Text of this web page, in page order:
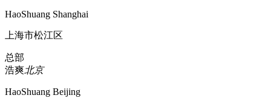
HaoShuang Shanghai
上海市松江区
总部
浩爽北京
HaoShuang Beijing